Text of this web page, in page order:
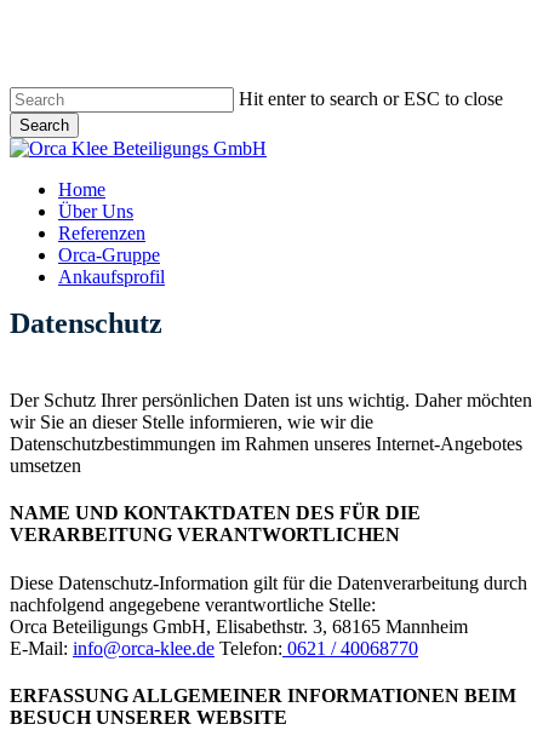
content
Hit enter to search or ESC to close
Search
Close
Menu
Home
Über Uns
Referenzen
Orca-Gruppe
Ankaufsprofil
Datenschutz
Der Schutz Ihrer persönlichen Daten ist uns wichtig. Daher möchten
wir Sie an dieser Stelle informieren, wie wir die
Datenschutzbestimmungen im Rahmen unseres Internet-Angebotes
umsetzen
NAME UND KONTAKTDATEN DES FÜR DIE
VERARBEITUNG VERANTWORTLICHEN
Diese Datenschutz-Information gilt für die Datenverarbeitung durch
nachfolgend angegebene verantwortliche Stelle:
Orca Beteiligungs GmbH, Elisabethstr. 3, 68165 Mannheim
E-Mail: info@orca-klee.de Telefon: 0621 / 40068770
ERFASSUNG ALLGEMEINER INFORMATIONEN BEIM
BESUCH UNSERER WEBSITE